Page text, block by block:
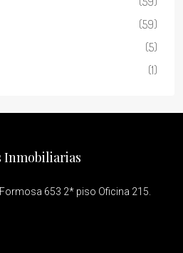
(59)
(5)
(1)
Inmobiliarias
653 2* piso Oficina 215.